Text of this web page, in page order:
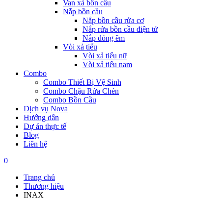
Van xả bồn cầu
Nắp bồn cầu
Nắp bồn cầu rửa cơ
Nắp rửa bồn cầu điện tử
Nắp đóng êm
Vòi xả tiểu
Vòi xả tiểu nữ
Vòi xả tiểu nam
Combo
Combo Thiết Bị Vệ Sinh
Combo Chậu Rửa Chén
Combo Bồn Cầu
Dịch vụ Nova
Hướng dẫn
Dự án thực tế
Blog
Liên hệ
0
Trang chủ
Thương hiệu
INAX